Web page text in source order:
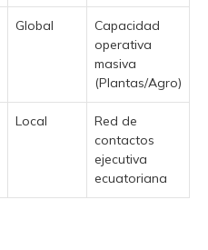
Global
Capacidad
operativa
masiva
(Plantas/Agro)
Local
Red de
contactos
ejecutiva
ecuatoriana